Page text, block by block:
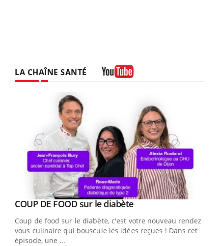
LA CHAÎNE SANTÉ
Youtube
COUP DE FOOD sur le diabèteYoutube
Coup de food sur le diabète, c'est votre nouveau rendez-
vous culinaire qui bouscule les idées reçues ! Dans cet
épisode, une ...